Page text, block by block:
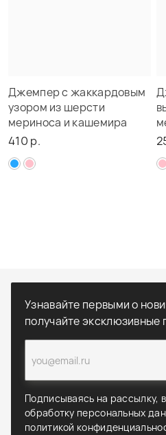
Джемпер с жаккардовым
узором из шерсти
мериноса и кашемира
410 р.
Узнавайте первыми о
получайте эксклюзивные
Подписываясь на рассылку,
обработку персональных
политикой